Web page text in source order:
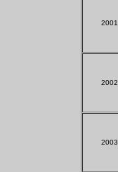
2001
2002
2003